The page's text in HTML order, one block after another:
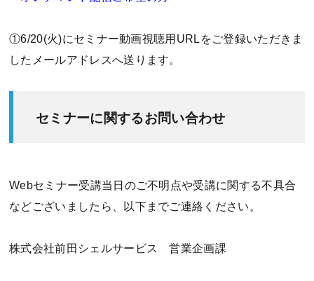
①6/20(火)にセミナー動画視聴用URLをご登録いただきま
したメールアドレスへ送ります。
セミナーに関するお問い合わせ
Webセミナー受講当日のご不明点や受講に関する不具合
などございましたら、以下までご連絡ください。
株式会社前田シェルサービス 営業企画課